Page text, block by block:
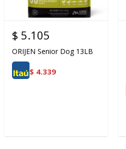
$ 5.105
ORIJEN Senior Dog 13LB
$ 4.339